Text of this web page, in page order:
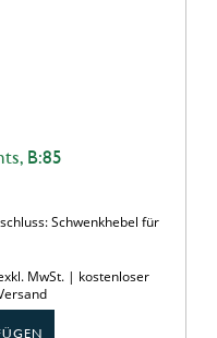
B:85
Schwenkhebel für
MwSt. | kostenloser